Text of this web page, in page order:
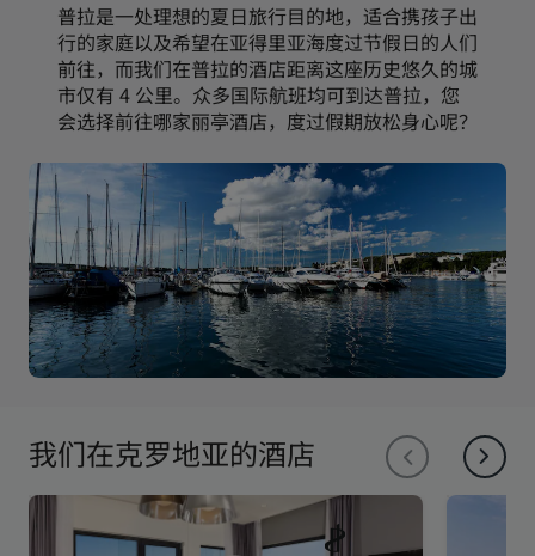
普拉是一处理想的夏日旅行目的地，适合携孩子出
行的家庭以及希望在亚得里亚海度过节假日的人们
前往，而我们在普拉的酒店距离这座历史悠久的城
市仅有 4 公里。众多国际航班均可到达普拉，您
会选择前往哪家丽亭酒店，度过假期放松身心呢？
我们在克罗地亚的酒店